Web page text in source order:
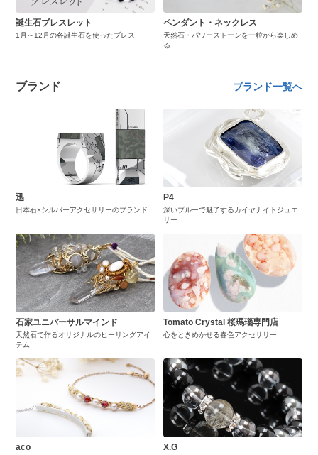
誕生石ブレスレット
1月～12月の各誕生石を使ったブレス
ペンダント・ネックレス
天然石・パワーストーンを一粒から楽しめ
る
ブランド ブランド一覧へ
迅
日本石×シルバーアクセサリーのブランド
P4
深いブルーで魅了するカイヤナイトジュエ
リー
石家ユニバーサルマインド
天然石で作るオリジナルのヒーリングアイ
テム
Tomato Crystal 桜瑪瑙専門店
心をときめかせる春色アクセサリー
aco X.G